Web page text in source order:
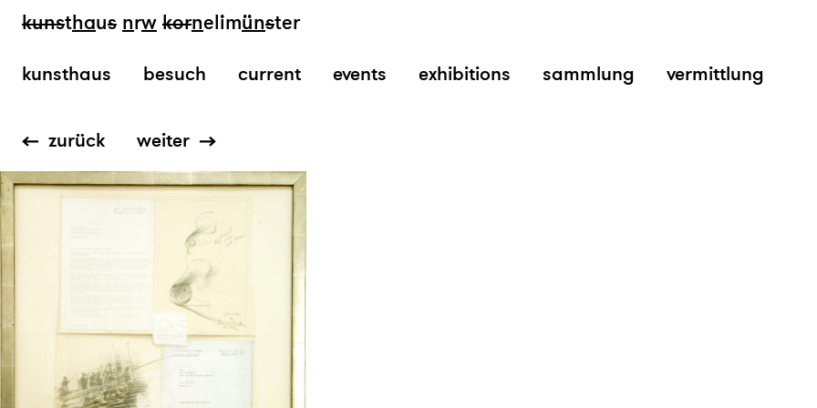
kunsthaus nrw kornelimünster
kunsthaus besuch current events exhibitions sammlung vermittlung
zurück weiter